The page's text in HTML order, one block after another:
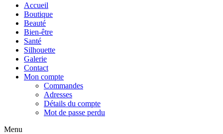
Accueil
Boutique
Beauté
Bien-être
Santé
Silhouette
Galerie
Contact
Mon compte
Commandes
Adresses
Détails du compte
Mot de passe perdu
Menu